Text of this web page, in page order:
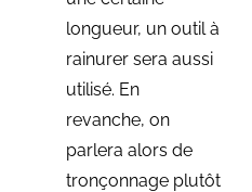
longueur, un outil à
rainurer sera aussi
utilisé. En
revanche, on
parlera alors de
tronçonnage plutôt